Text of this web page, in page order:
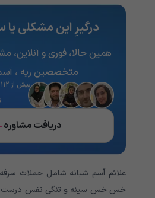
درگیرِ این مشکلی یا
همین حالا، فوری و آنلاین،
متخصصین ریه ،
دریافت مشاوره
علائم آسم شبانه شامل حملات
خس خس سینه و تنگی نفس درست